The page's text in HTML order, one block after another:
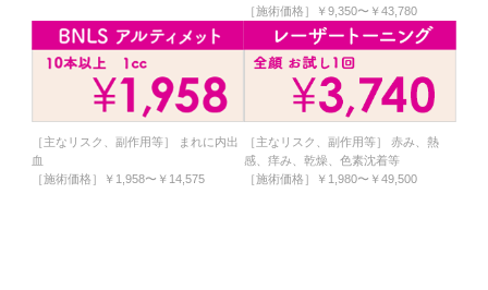
［施術価格］￥9,350〜￥43,780
［主なリスク、副作用等］ まれに内出
血
［施術価格］￥1,958〜￥14,575
［主なリスク、副作用等］ 赤み、熱
感、痒み、乾燥、色素沈着等
［施術価格］￥1,980〜￥49,500